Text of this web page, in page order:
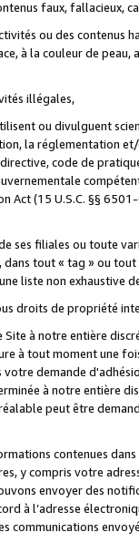
faux, fallacieux,
ou des contenus
à la couleur de
illégales,
ou divulguent
la réglementation
code de
Act (15 U.S.C. §§
ses filiales ou toute
tout « tag » ou
liste non exhaustive
droits de propriété
à notre entière
à tout moment une
demande
à notre entière
peut être
contenues
y compris votre
envoyer des
à l’adresse